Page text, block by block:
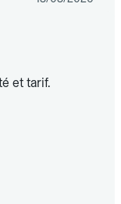
et tarif.